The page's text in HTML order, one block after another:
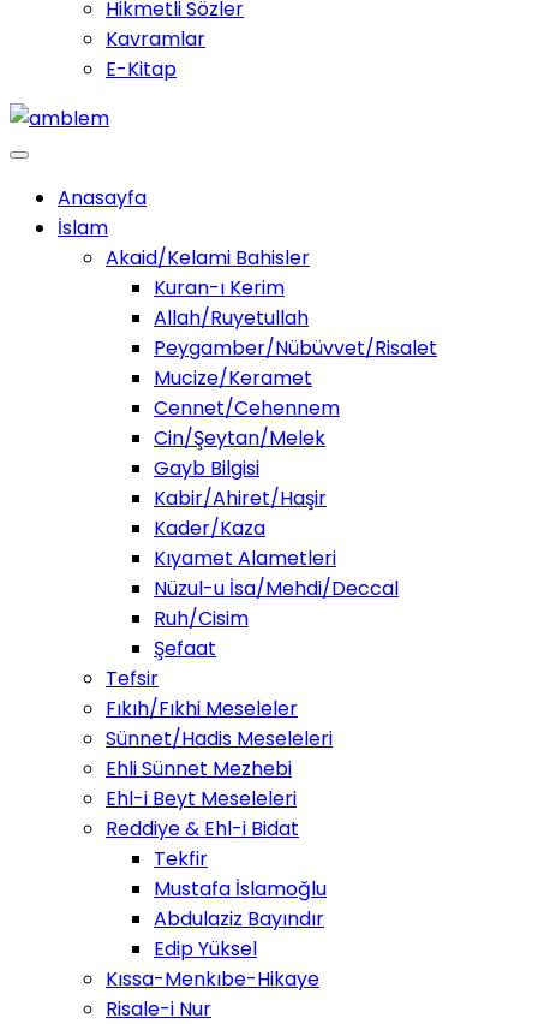
Hikmetli Sözler
Kavramlar
E-Kitap
Anasayfa
İslam
Akaid/Kelami Bahisler
Kuran-ı Kerim
Allah/Ruyetullah
Peygamber/Nübüvvet/Risalet
Mucize/Keramet
Cennet/Cehennem
Cin/Şeytan/Melek
Gayb Bilgisi
Kabir/Ahiret/Haşir
Kader/Kaza
Kıyamet Alametleri
Nüzul-u İsa/Mehdi/Deccal
Ruh/Cisim
Şefaat
Tefsir
Fıkıh/Fıkhi Meseleler
Sünnet/Hadis Meseleleri
Ehli Sünnet Mezhebi
Ehl-i Beyt Meseleleri
Reddiye & Ehl-i Bidat
Tekfir
Mustafa İslamoğlu
Abdulaziz Bayındır
Edip Yüksel
Kıssa-Menkıbe-Hikaye
Risale-i Nur